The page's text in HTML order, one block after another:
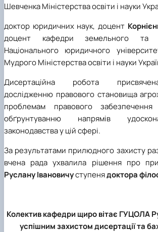
Шевченка Міністерства освіти і науки
доктор юридичних наук, доцент
доцент кафедри земельного та
Національного юридичного
Мудрого Міністерства освіти і науки
Дисертаційна робота
дослідженню правового становища
проблемам правового
обґрунтуванню напрямів
законодавства у цій сфері.
За результатами прилюдного захисту
вчена рада ухвалила рішення про
Руслану Івановичуступенядоктора
Колектив кафедри щиро вітає ГУЦОЛА
успішним захистом дисертації та